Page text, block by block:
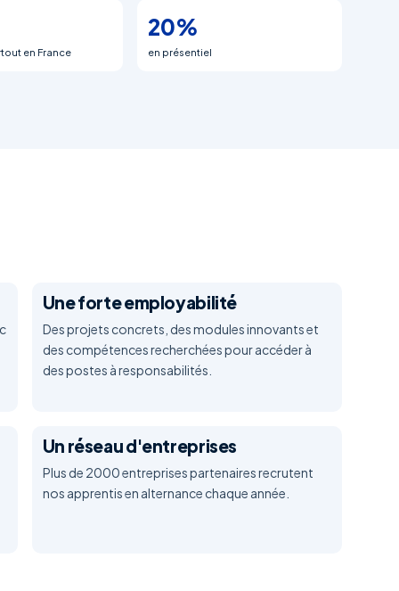
en France
20%
en présentiel
Une forte employabilité
Des projets concrets, des modules innovants et
des compétences recherchées pour accéder à
des postes à responsabilités.
Un réseau d'entreprises
Plus de 2000 entreprises partenaires recrutent
nos apprentis en alternance chaque année.